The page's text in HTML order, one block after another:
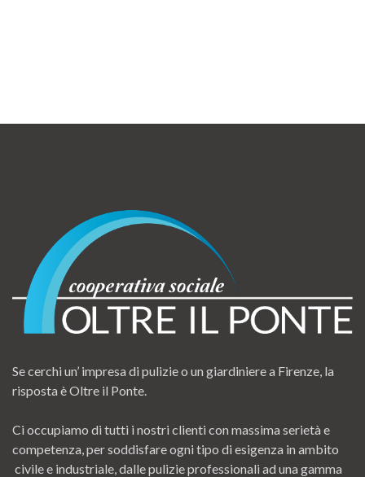
Se cerchi un’ impresa di pulizie o un giardiniere a Firenze, la
risposta è Oltre il Ponte.
Ci occupiamo di tutti i nostri clienti con massima serietà e
competenza, per soddisfare ogni tipo di esigenza in ambito
civile e industriale, dalle pulizie professionali ad una gamma